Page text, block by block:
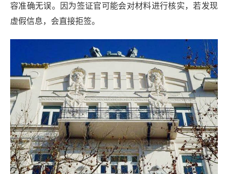
容准确无误。因为签证官可能会对材料进行核实，若发现
虚假信息，会直接拒签。